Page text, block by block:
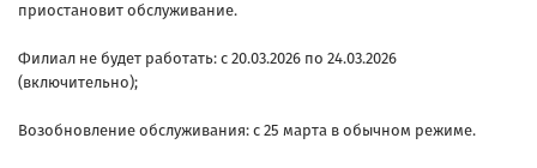
приостановит обслуживание.
Филиал не будет работать: с 20.03.2026 по 24.03.2026
(включительно);
Возобновление обслуживания: с 25 марта в обычном режиме.